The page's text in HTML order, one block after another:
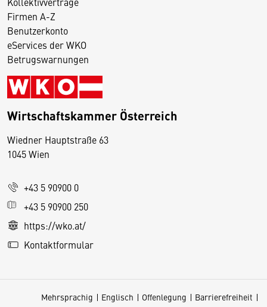
Firmen A-Z
Benutzerkonto
eServices der WKO
Betrugswarnungen
Wirtschaftskammer Österreich
Wiedner Hauptstraße 63
1045 Wien
+43 5 90900 0
+43 5 90900 250
https://wko.at/
Kontaktformular
Mehrsprachig Englisch Offenlegung
Barrierefreiheit
D
s
e
S
e